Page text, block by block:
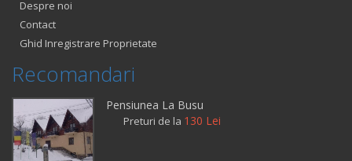
Despre noi
Contact
Ghid Inregistrare Proprietate
Recomandari
Pensiunea La Busu
Preturi de la 130 Lei